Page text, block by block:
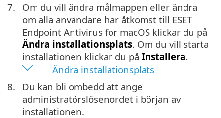
7.
Om du vill ändra målmappen eller ändra
om alla användare har åtkomst till ESET
Endpoint Antivirus for macOS klickar du på
Ändra installationsplats. Om du vill starta
installationen klickar du på Installera.
Ändra installationsplats
8.
Du kan bli ombedd att ange
administratörslösenordet i början av
installationen.